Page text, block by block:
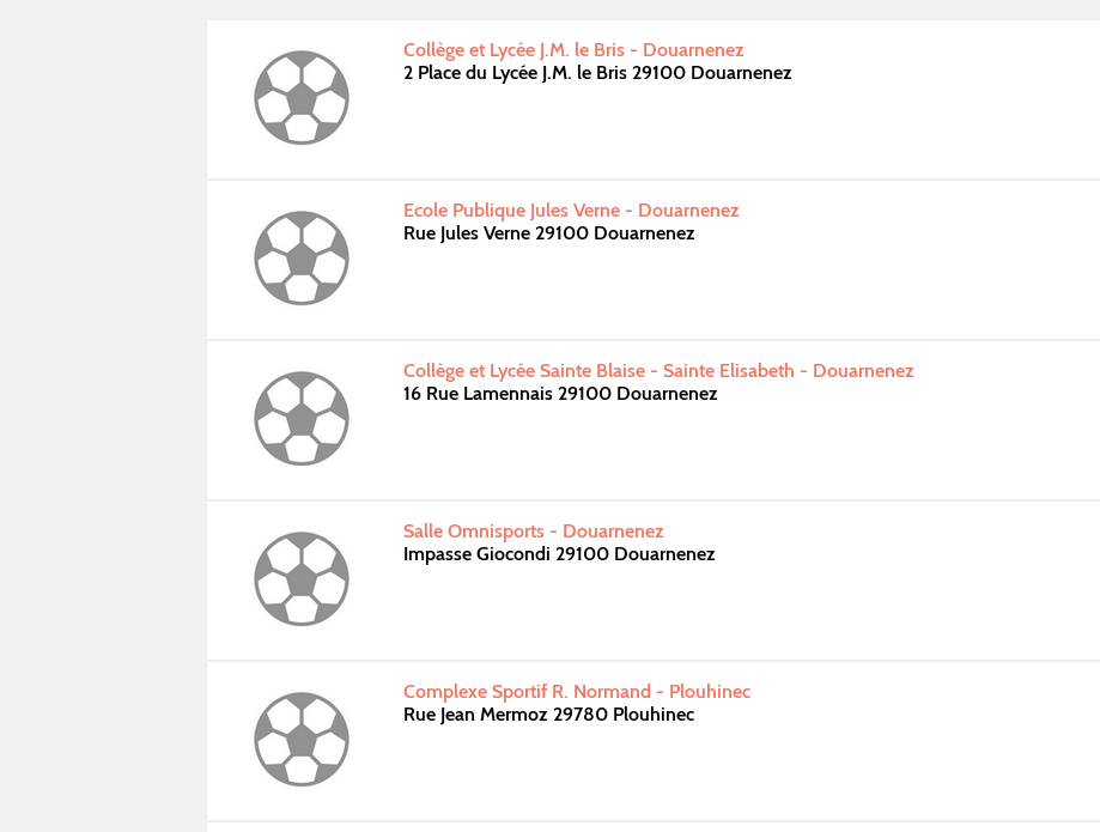
Collège et Lycée J.M. le Bris - Douarnenez
2 Place du Lycée J.M. le Bris 29100 Douarnenez
Ecole Publique Jules Verne - Douarnenez
Rue Jules Verne 29100 Douarnenez
Collège et Lycée Sainte Blaise - Sainte Elisabeth - Douarnenez
16 Rue Lamennais 29100 Douarnenez
Salle Omnisports - Douarnenez
Impasse Giocondi 29100 Douarnenez
Complexe Sportif R. Normand - Plouhinec
Rue Jean Mermoz 29780 Plouhinec